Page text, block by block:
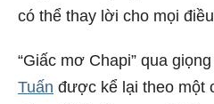
có thể thay lời cho mọi
“Giấc mơ Chapi” qua
Tuấn được kể lại theo một